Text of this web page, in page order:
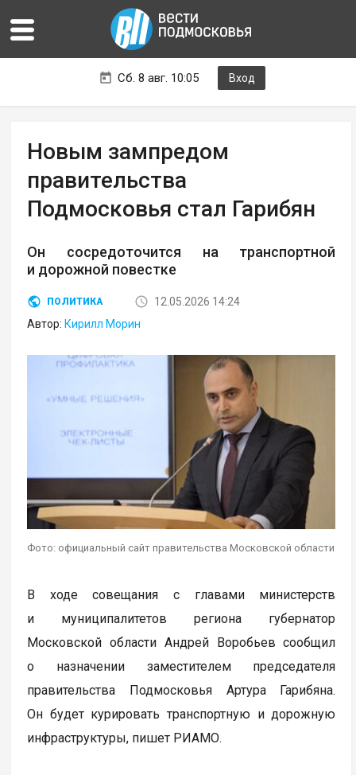
Сб. 8 авг. 10:05 Вход
Новым зампредом
правительства
Подмосковья стал Гарибян
Он сосредоточится на транспортной
и дорожной повестке
ПОЛИТИКА
12.05.2026 14:24
Автор: Кирилл Морин
Фото: официальный сайт правительства Московской области
В ходе совещания с главами министерств
и муниципалитетов региона губернатор
Московской области Андрей Воробьев сообщил
о назначении заместителем председателя
правительства Подмосковья Артура Гарибяна.
Он будет курировать транспортную и дорожную
инфраструктуры, пишет РИАМО.